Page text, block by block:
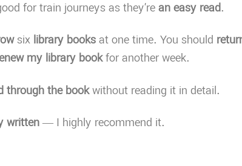
for train journeys as they’rean easy read.
six library booksat one time. You should
my library bookfor another week.
through the bookwithout reading it in detail.
written— I highly recommend it.